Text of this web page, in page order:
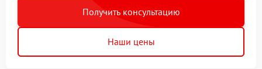
Получить консультацию
Наши цены